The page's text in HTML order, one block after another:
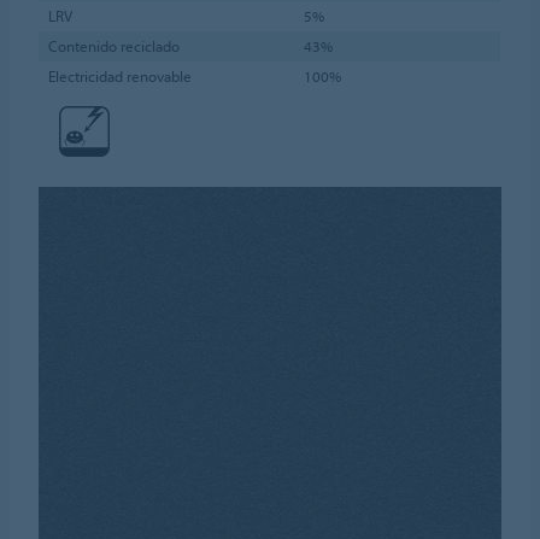
LRV
5%
Contenido reciclado
43%
Electricidad renovable
100%